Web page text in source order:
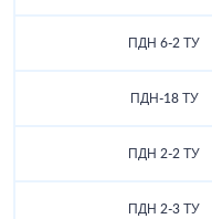
ПДН 6-2 ТУ
ПДН-18 ТУ
ПДН 2-2 ТУ
ПДН 2-3 ТУ